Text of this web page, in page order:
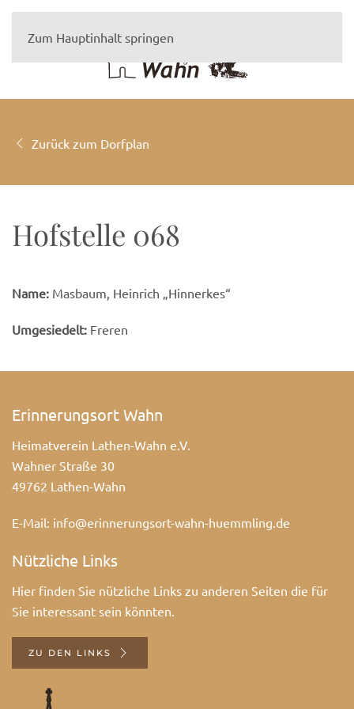
Zum Hauptinhalt springen
Zurück zum Dorfplan
Hofstelle 068
Name: Masbaum, Heinrich „Hinnerkes“
Umgesiedelt: Freren
Erinnerungsort Wahn
Heimatverein Lathen-Wahn e.V.
Wahner Straße 30
49762 Lathen-Wahn
E-Mail: info@erinnerungsort-wahn-huemmling.de
Nützliche Links
Hier finden Sie nützliche Links zu anderen Seiten die für
Sie interessant sein könnten.
ZU DEN LINKS